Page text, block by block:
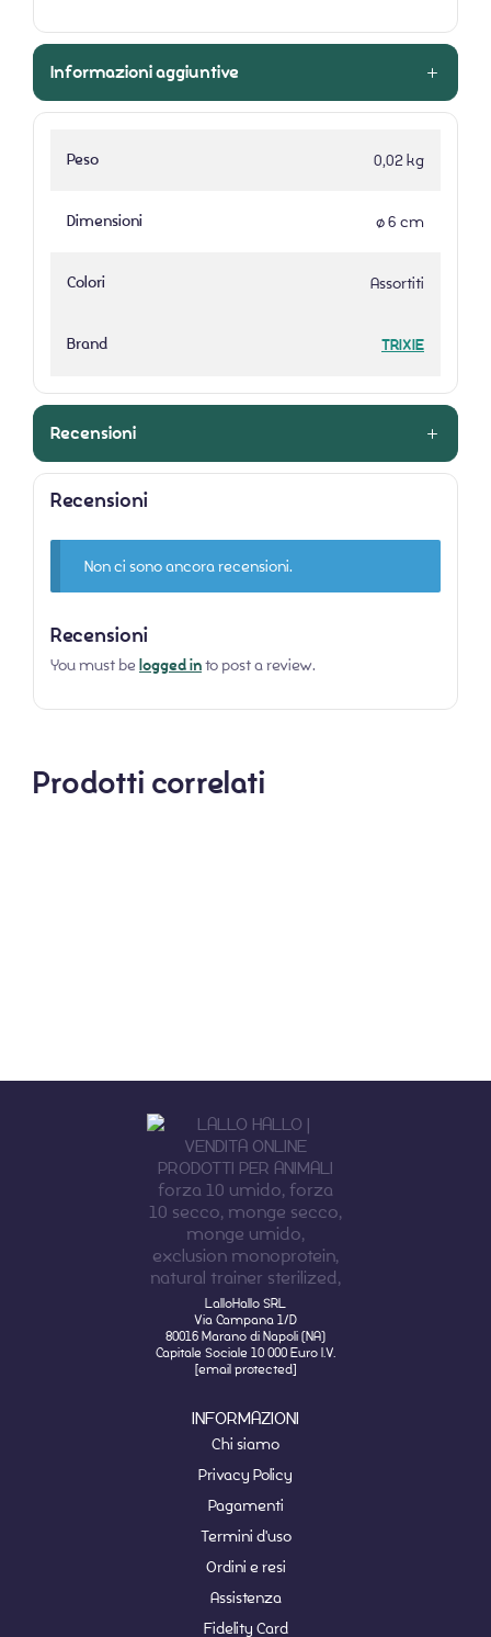
Informazioni aggiuntive
Peso 0,02 kg
Dimensioni ø 6 cm
Colori Assortiti
Brand TRIXIE
Recensioni
Recensioni
Non ci sono ancora recensioni.
Recensioni
You must be logged into post a review.
Prodotti correlati
LalloHallo SRL
Via Campana 1/D
80016 Marano di Napoli (NA)
Capitale Sociale 10 000 Euro I.V.
[email protected]
INFORMAZIONI
Chi siamo
Privacy Policy
Pagamenti
Termini d'uso
Ordini e resi
Assistenza
Fidelity Card